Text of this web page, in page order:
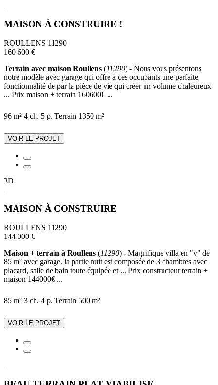
MAISON À CONSTRUIRE !
ROULLENS 11290
160 600 €
Terrain avec maison Roullens (11290) - Nous vous présentons
notre modèle avec garage qui offre à ces occupants une parfaite
fonctionnalité de par la pièce de vie qui créer un volume chaleureux
... Prix maison + terrain 160600€ ...
96 m² 4 ch. 5 p. Terrain 1350 m²
VOIR LE PROJET
3D
MAISON À CONSTRUIRE
ROULLENS 11290
144 000 €
Maison + terrain à Roullens (11290) - Magnifique villa en "v" de
85 m² avec garage. la partie nuit est composée de 3 chambres avec
placard, salle de bain toute équipée et ... Prix constructeur terrain +
maison 144000€ ...
85 m² 3 ch. 4 p. Terrain 500 m²
VOIR LE PROJET